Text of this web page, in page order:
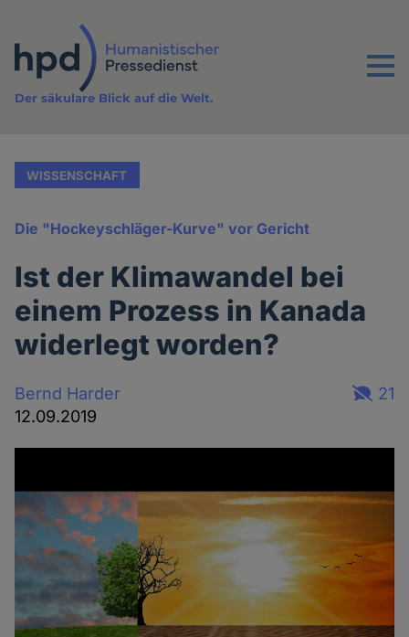
Inhalt
Menu
Der säkulare Blick auf die Welt.
WISSENSCHAFT
Die "Hockeyschläger-Kurve" vor Gericht
Ist der Klimawandel bei
einem Prozess in Kanada
widerlegt worden?
Bernd Harder
12.09.2019
21